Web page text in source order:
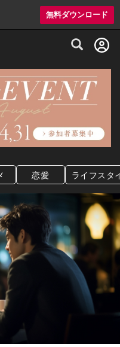
無料ダウンロード
プレミアムレストラン予約
恋愛 ライフスタ